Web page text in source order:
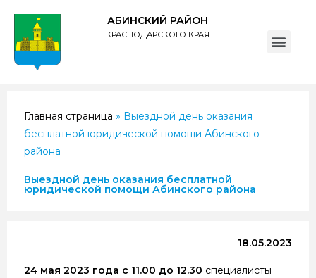
АБИНСКИЙ РАЙОН
КРАСНОДАРСКОГО КРАЯ
Главная страница » Выездной день оказания
бесплатной юридической помощи Абинского
района
Выездной день оказания бесплатной
юридической помощи Абинского района
18.05.2023
24 мая 2023 года с 11.00 до 12.30 специалисты